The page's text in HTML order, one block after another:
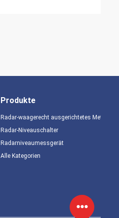
Produkte
Radar-waagerecht ausgerichtetes Meter
Radar-Niveauschalter
Radarniveaumessgerät
Alle Kategorien